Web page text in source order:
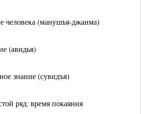
человека (манушъя-джанма)
(авидья)
знание (сувидъя)
ряд: время покаяния